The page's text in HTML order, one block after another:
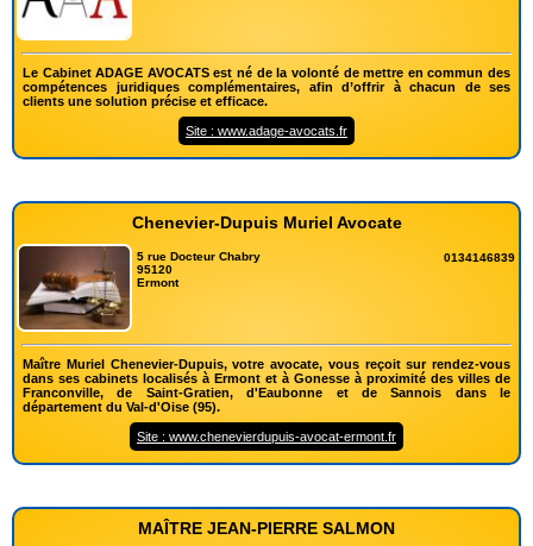
Le Cabinet ADAGE AVOCATS est né de la volonté de mettre en commun des
compétences juridiques complémentaires, afin d’offrir à chacun de ses
clients une solution précise et efficace.
Site : www.adage-avocats.fr
Chenevier-Dupuis Muriel Avocate
5 rue Docteur Chabry
95120
Ermont
0134146839
Maître Muriel Chenevier-Dupuis, votre avocate, vous reçoit sur rendez-vous
dans ses cabinets localisés à Ermont et à Gonesse à proximité des villes de
Franconville, de Saint-Gratien, d'Eaubonne et de Sannois dans le
département du Val-d'Oise (95).
Site : www.chenevierdupuis-avocat-ermont.fr
MAÎTRE JEAN-PIERRE SALMON